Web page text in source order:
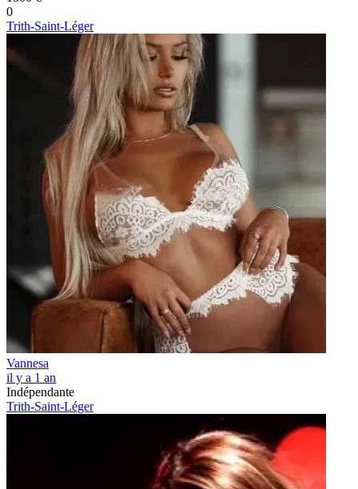
0
Trith-Saint-Léger
Vannesa
il y a 1 an
Indépendante
Trith-Saint-Léger